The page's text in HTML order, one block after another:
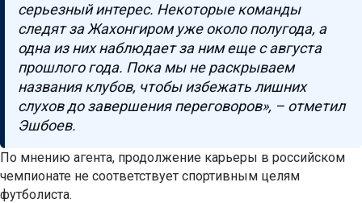
серьезный интерес. Некоторые команды
следят за Жахонгиром уже около полугода, а
одна из них наблюдает за ним еще с августа
прошлого года. Пока мы не раскрываем
названия клубов, чтобы избежать лишних
слухов до завершения переговоров», – отметил
Эшбоев.
По мнению агента, продолжение карьеры в российском
чемпионате не соответствует спортивным целям
футболиста.